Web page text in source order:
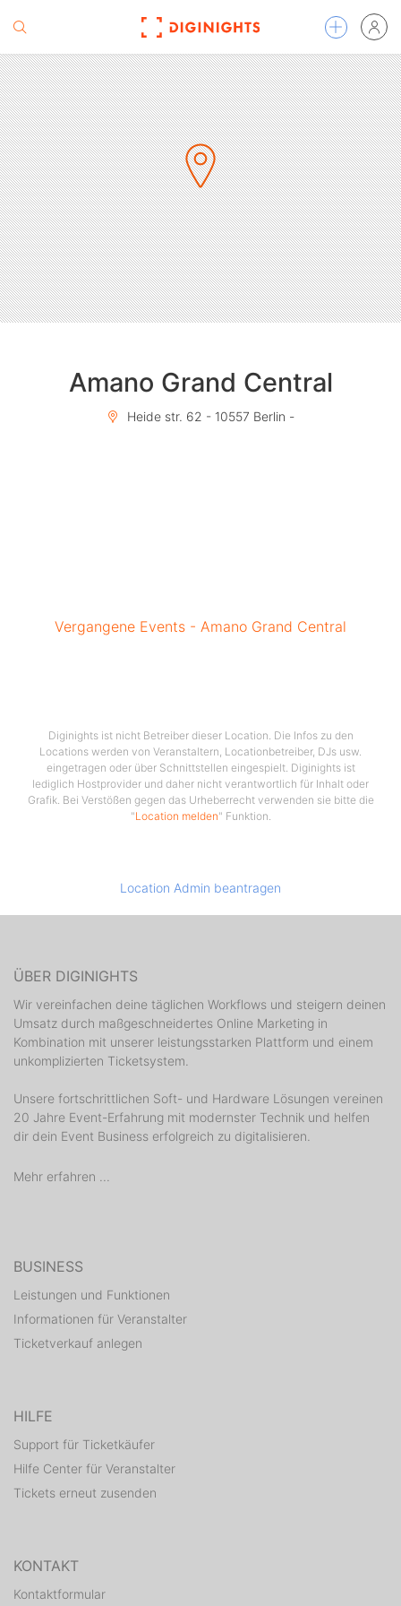
Amano Grand Central
Heide str. 62 - 10557 Berlin -
Vergangene Events - Amano Grand Central
Diginights ist nicht Betreiber dieser Location. Die Infos zu den
Locations werden von Veranstaltern, Locationbetreiber, DJs usw.
eingetragen oder über Schnittstellen eingespielt. Diginights ist
lediglich Hostprovider und daher nicht verantwortlich für Inhalt oder
Grafik. Bei Verstößen gegen das Urheberrecht verwenden sie bitte die
"Location melden" Funktion.
Location Admin beantragen
ÜBER DIGINIGHTS
Wir vereinfachen deine täglichen Workflows und steigern deinen
Umsatz durch maßgeschneidertes Online Marketing in
Kombination mit unserer leistungsstarken Plattform und einem
unkomplizierten Ticketsystem.
Unsere fortschrittlichen Soft- und Hardware Lösungen vereinen
20 Jahre Event-Erfahrung mit modernster Technik und helfen
dir dein Event Business erfolgreich zu digitalisieren.
Mehr erfahren ...
BUSINESS
Leistungen und Funktionen
Informationen für Veranstalter
Ticketverkauf anlegen
HILFE
Support für Ticketkäufer
Hilfe Center für Veranstalter
Tickets erneut zusenden
KONTAKT
Kontaktformular